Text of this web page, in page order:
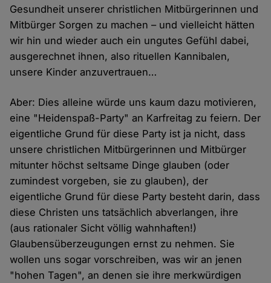
Gesundheit unserer christlichen Mitbürgerinnen und
Mitbürger Sorgen zu machen – und vielleicht hätten
wir hin und wieder auch ein ungutes Gefühl dabei,
ausgerechnet ihnen, also rituellen Kannibalen,
unsere Kinder anzuvertrauen…
Aber: Dies alleine würde uns kaum dazu motivieren,
eine "Heidenspaß-Party" an Karfreitag zu feiern. Der
eigentliche Grund für diese Party ist ja nicht, dass
unsere christlichen Mitbürgerinnen und Mitbürger
mitunter höchst seltsame Dinge glauben (oder
zumindest vorgeben, sie zu glauben), der
eigentliche Grund für diese Party besteht darin, dass
diese Christen uns tatsächlich abverlangen, ihre
(aus rationaler Sicht völlig wahnhaften!)
Glaubensüberzeugungen ernst zu nehmen. Sie
wollen uns sogar vorschreiben, was wir an jenen
"hohen Tagen", an denen sie ihre merkwürdigen